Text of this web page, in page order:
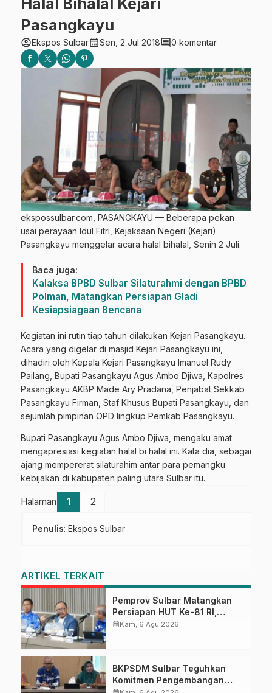
Halal Bihalal Kejari
Pasangkayu
account_circleEkspos Sulbarcalendar_monthSen, 2 Jul 2018comment0 komentar
ekspossulbar.com, PASANGKAYU — Beberapa pekan
usai perayaan Idul Fitri, Kejaksaan Negeri (Kejari)
Pasangkayu menggelar acara halal bihalal, Senin 2 Juli.
Baca juga:
Kalaksa BPBD Sulbar Silaturahmi dengan BPBD
Polman, Matangkan Persiapan Gladi
Kesiapsiagaan Bencana
Kegiatan ini rutin tiap tahun dilakukan Kejari Pasangkayu.
Acara yang digelar di masjid Kejari Pasangkayu ini,
dihadiri oleh Kepala Kejari Pasangkayu Imanuel Rudy
Pailang, Bupati Pasangkayu Agus Ambo Djiwa, Kapolres
Pasangkayu AKBP Made Ary Pradana, Penjabat Sekkab
Pasangkayu Firman, Staf Khusus Bupati Pasangkayu, dan
sejumlah pimpinan OPD lingkup Pemkab Pasangkayu.
Bupati Pasangkayu Agus Ambo Djiwa, mengaku amat
mengapresiasi kegiatan halal bi halal ini. Kata dia, sebagai
ajang mempererat silaturahim antar para pemangku
kebijakan di kabupaten paling utara Sulbar itu.
Halaman 1 2
Penulis: Ekspos Sulbar
ARTIKEL TERKAIT
Pemprov Sulbar Matangkan
Persiapan HUT Ke-81 RI,
Puncak Upacara di Lapangan
calendar_monthKam, 6 Agu 2026
BKPSDM Sulbar Teguhkan
Komitmen Pengembangan